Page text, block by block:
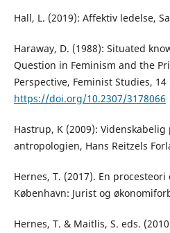
Hall, L. (2019): Affektiv ledelse,
Haraway, D. (1988): Situated
Question in Feminism and the
Perspective, Feminist Studies, 14
https://doi.org/10.2307/3178066
Hastrup, K (2009):
antropologien, Hans Reitzels
Hernes, T. (2017). En
København: Jurist og
Hernes, T. & Maitlis, S. eds.